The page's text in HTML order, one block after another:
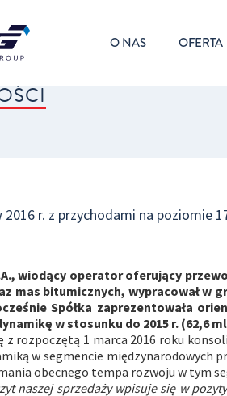
O NAS OFERTA
r. z przychodami na poziomie
wiodący operator oferujący
mas bitumicznych, wypracował w
Spółka zaprezentowała
w stosunku do 2015 r. (62,6
z rozpoczętą 1 marca 2016 roku
w segmencie międzynarodowych
obecnego tempa rozwoju w tym
naszej sprzedaży wpisuje się w